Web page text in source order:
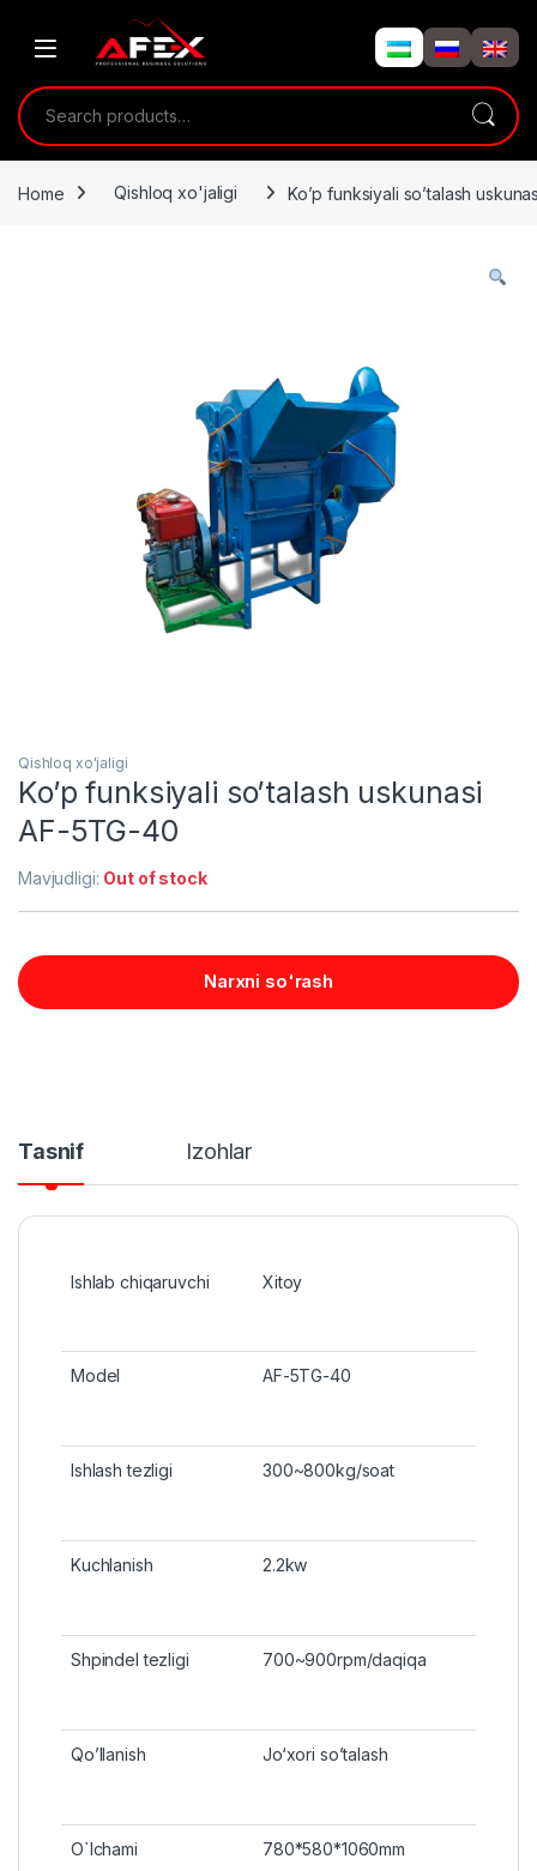
Search for:
Home Qishloq xo'jaligi Ko’p funksiyali so’talash
Qishloq xo'jaligi
Ko’p funksiyali so’talash uskunasi
AF-5TG-40
Mavjudligi: Out of stock
Narxni so'rash
Tasnif Izohlar
Ishlab chiqaruvchi Xitoy
Model AF-5TG-40
Ishlash tezligi 300~800kg/soat
Kuchlanish 2.2kw
Shpindel tezligi 700~900rpm/daqiqa
Qo’llanish Jo‘xori so’talash
O`lchami 780*580*1060mm